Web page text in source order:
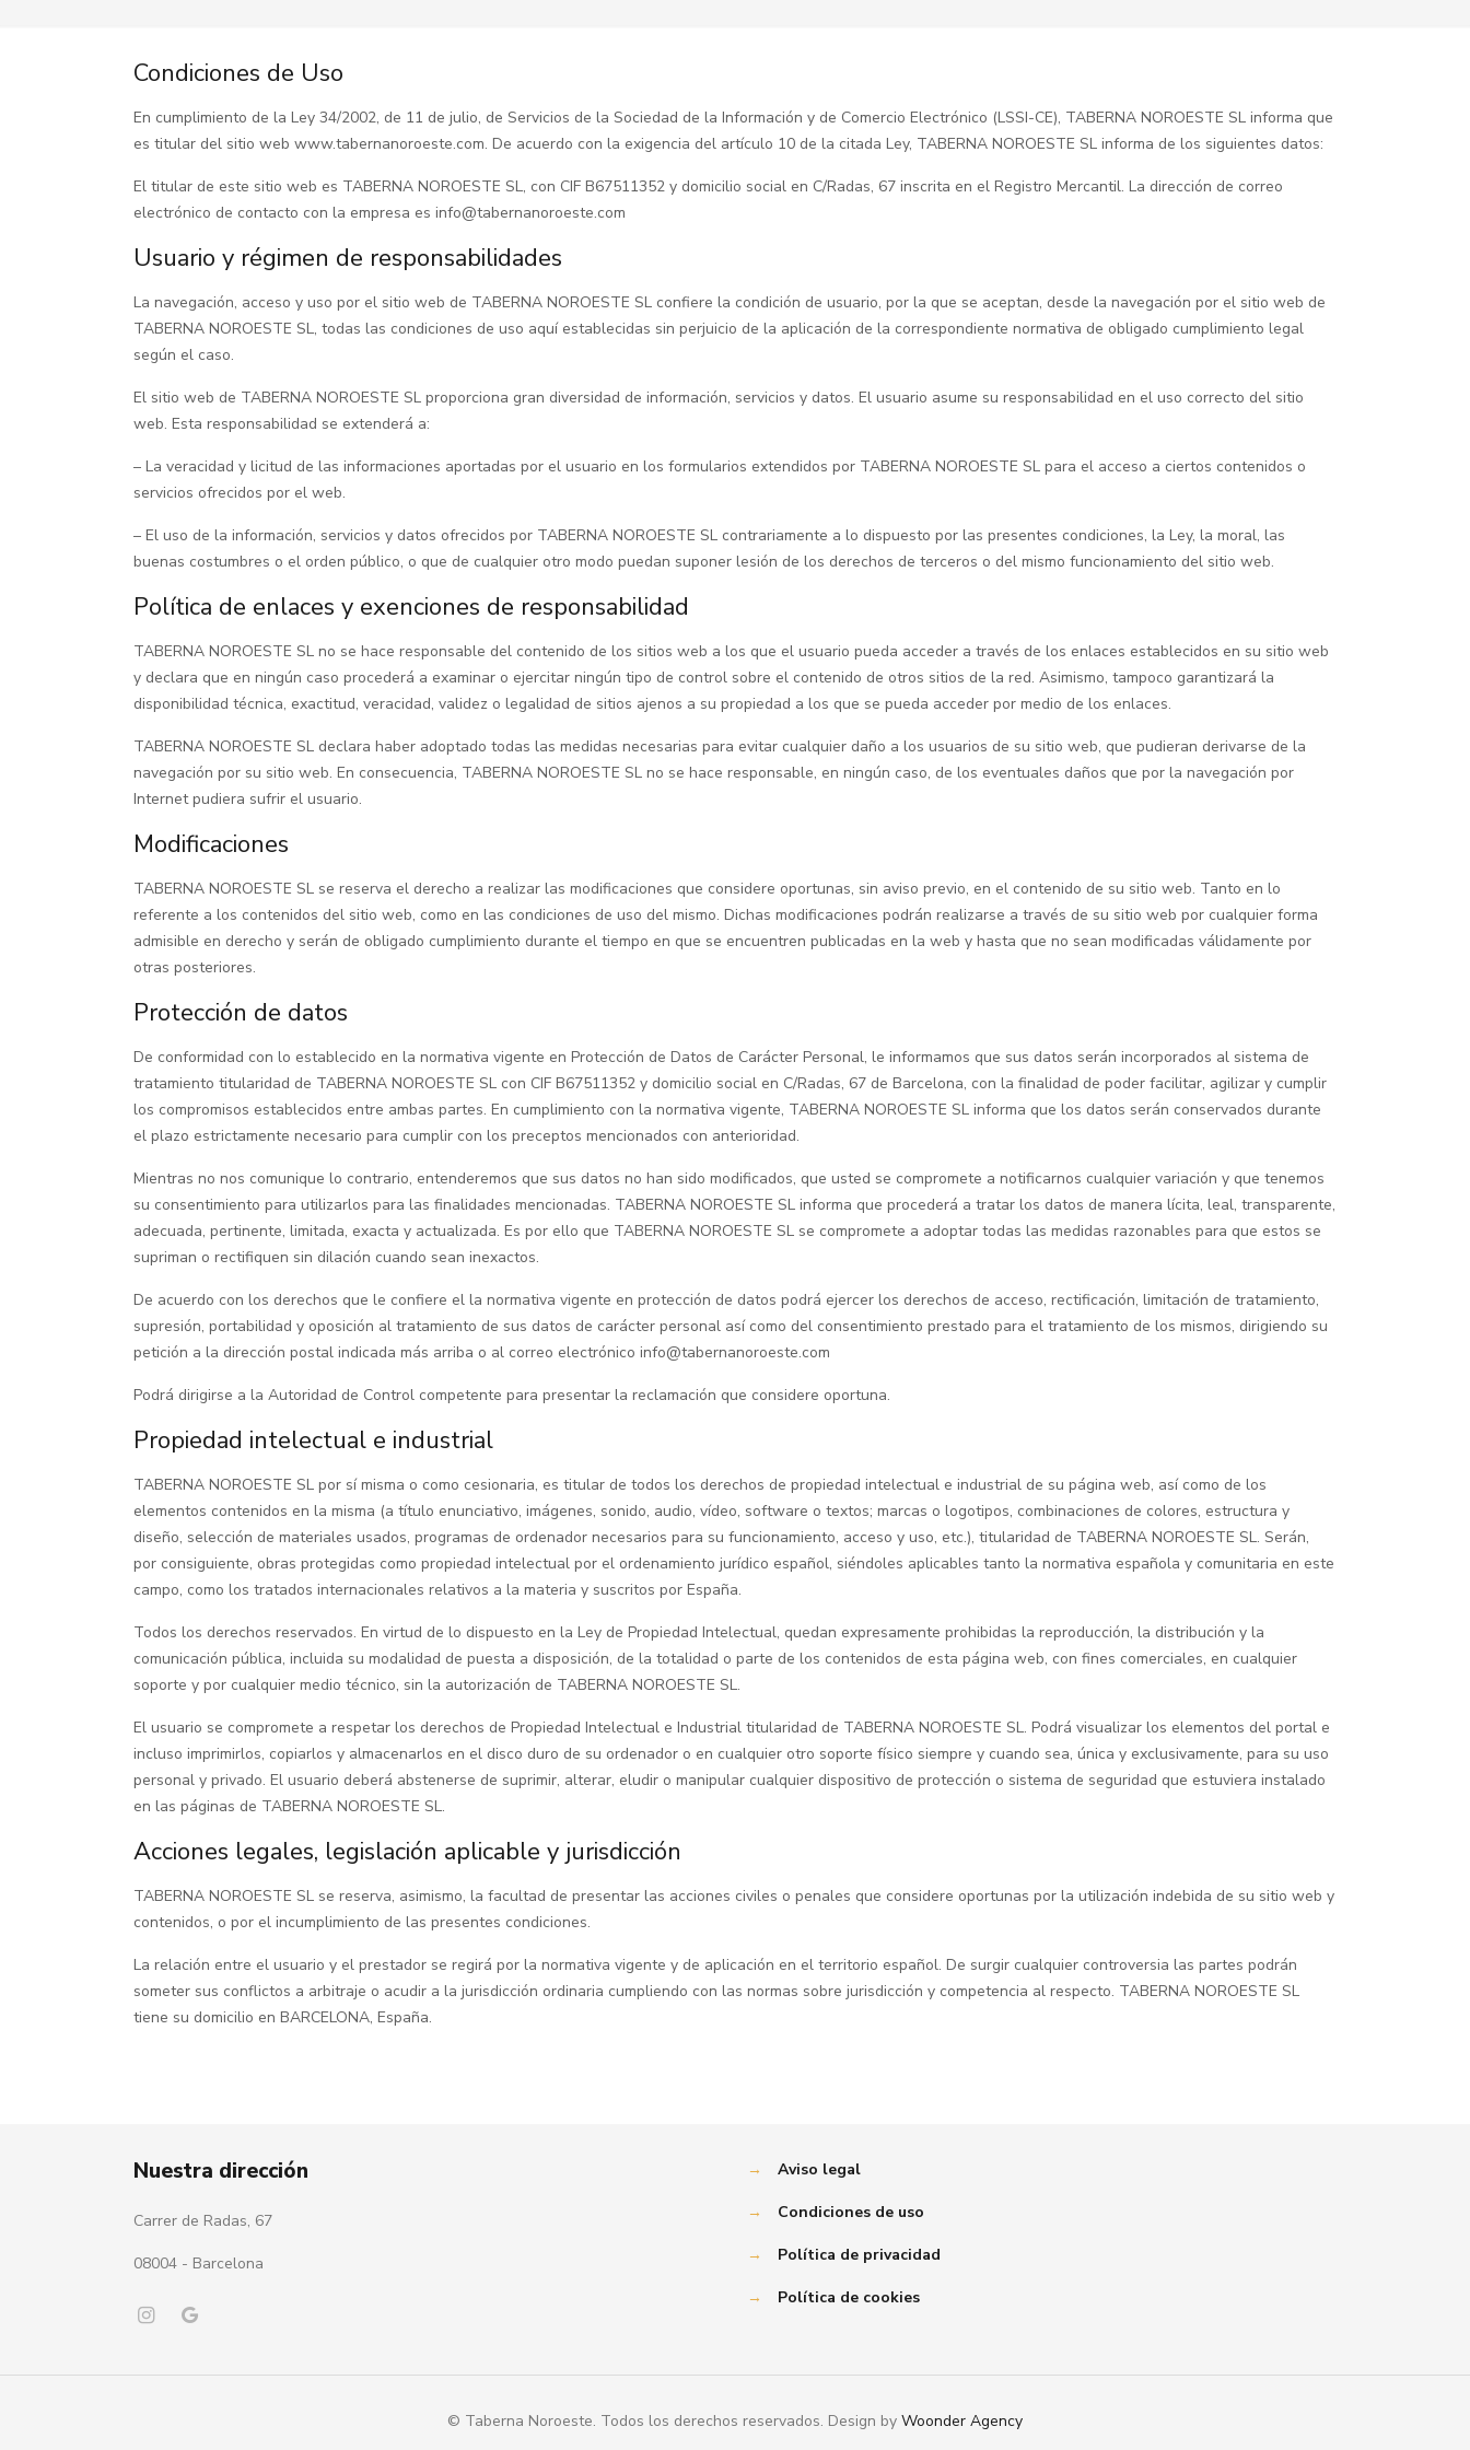
Condiciones de Uso
En cumplimiento de la Ley 34/2002, de 11 de julio, de Servicios de la Sociedad de la Información y de Comercio Electrónico (LSSI-CE), TABERNA NOROESTE SL informa que
es titular del sitio web www.tabernanoroeste.com. De acuerdo con la exigencia del artículo 10 de la citada Ley, TABERNA NOROESTE SL informa de los siguientes datos:
El titular de este sitio web es TABERNA NOROESTE SL, con CIF B67511352 y domicilio social en C/Radas, 67 inscrita en el Registro Mercantil. La dirección de correo
electrónico de contacto con la empresa es info@tabernanoroeste.com
Usuario y régimen de responsabilidades
La navegación, acceso y uso por el sitio web de TABERNA NOROESTE SL confiere la condición de usuario, por la que se aceptan, desde la navegación por el sitio web de
TABERNA NOROESTE SL, todas las condiciones de uso aquí establecidas sin perjuicio de la aplicación de la correspondiente normativa de obligado cumplimiento legal
según el caso.
El sitio web de TABERNA NOROESTE SL proporciona gran diversidad de información, servicios y datos. El usuario asume su responsabilidad en el uso correcto del sitio
web. Esta responsabilidad se extenderá a:
– La veracidad y licitud de las informaciones aportadas por el usuario en los formularios extendidos por TABERNA NOROESTE SL para el acceso a ciertos contenidos o
servicios ofrecidos por el web.
– El uso de la información, servicios y datos ofrecidos por TABERNA NOROESTE SL contrariamente a lo dispuesto por las presentes condiciones, la Ley, la moral, las
buenas costumbres o el orden público, o que de cualquier otro modo puedan suponer lesión de los derechos de terceros o del mismo funcionamiento del sitio web.
Política de enlaces y exenciones de responsabilidad
TABERNA NOROESTE SL no se hace responsable del contenido de los sitios web a los que el usuario pueda acceder a través de los enlaces establecidos en su sitio web
y declara que en ningún caso procederá a examinar o ejercitar ningún tipo de control sobre el contenido de otros sitios de la red. Asimismo, tampoco garantizará la
disponibilidad técnica, exactitud, veracidad, validez o legalidad de sitios ajenos a su propiedad a los que se pueda acceder por medio de los enlaces.
TABERNA NOROESTE SL declara haber adoptado todas las medidas necesarias para evitar cualquier daño a los usuarios de su sitio web, que pudieran derivarse de la
navegación por su sitio web. En consecuencia, TABERNA NOROESTE SL no se hace responsable, en ningún caso, de los eventuales daños que por la navegación por
Internet pudiera sufrir el usuario.
Modificaciones
TABERNA NOROESTE SL se reserva el derecho a realizar las modificaciones que considere oportunas, sin aviso previo, en el contenido de su sitio web. Tanto en lo
referente a los contenidos del sitio web, como en las condiciones de uso del mismo. Dichas modificaciones podrán realizarse a través de su sitio web por cualquier forma
admisible en derecho y serán de obligado cumplimiento durante el tiempo en que se encuentren publicadas en la web y hasta que no sean modificadas válidamente por
otras posteriores.
Protección de datos
De conformidad con lo establecido en la normativa vigente en Protección de Datos de Carácter Personal, le informamos que sus datos serán incorporados al sistema de
tratamiento titularidad de TABERNA NOROESTE SL con CIF B67511352 y domicilio social en C/Radas, 67 de Barcelona, con la finalidad de poder facilitar, agilizar y cumplir
los compromisos establecidos entre ambas partes. En cumplimiento con la normativa vigente, TABERNA NOROESTE SL informa que los datos serán conservados durante
el plazo estrictamente necesario para cumplir con los preceptos mencionados con anterioridad.
Mientras no nos comunique lo contrario, entenderemos que sus datos no han sido modificados, que usted se compromete a notificarnos cualquier variación y que tenemos
su consentimiento para utilizarlos para las finalidades mencionadas. TABERNA NOROESTE SL informa que procederá a tratar los datos de manera lícita, leal, transparente,
adecuada, pertinente, limitada, exacta y actualizada. Es por ello que TABERNA NOROESTE SL se compromete a adoptar todas las medidas razonables para que estos se
supriman o rectifiquen sin dilación cuando sean inexactos.
De acuerdo con los derechos que le confiere el la normativa vigente en protección de datos podrá ejercer los derechos de acceso, rectificación, limitación de tratamiento,
supresión, portabilidad y oposición al tratamiento de sus datos de carácter personal así como del consentimiento prestado para el tratamiento de los mismos, dirigiendo su
petición a la dirección postal indicada más arriba o al correo electrónico info@tabernanoroeste.com
Podrá dirigirse a la Autoridad de Control competente para presentar la reclamación que considere oportuna.
Propiedad intelectual e industrial
TABERNA NOROESTE SL por sí misma o como cesionaria, es titular de todos los derechos de propiedad intelectual e industrial de su página web, así como de los
elementos contenidos en la misma (a título enunciativo, imágenes, sonido, audio, vídeo, software o textos; marcas o logotipos, combinaciones de colores, estructura y
diseño, selección de materiales usados, programas de ordenador necesarios para su funcionamiento, acceso y uso, etc.), titularidad de TABERNA NOROESTE SL. Serán,
por consiguiente, obras protegidas como propiedad intelectual por el ordenamiento jurídico español, siéndoles aplicables tanto la normativa española y comunitaria en este
campo, como los tratados internacionales relativos a la materia y suscritos por España.
Todos los derechos reservados. En virtud de lo dispuesto en la Ley de Propiedad Intelectual, quedan expresamente prohibidas la reproducción, la distribución y la
comunicación pública, incluida su modalidad de puesta a disposición, de la totalidad o parte de los contenidos de esta página web, con fines comerciales, en cualquier
soporte y por cualquier medio técnico, sin la autorización de TABERNA NOROESTE SL.
El usuario se compromete a respetar los derechos de Propiedad Intelectual e Industrial titularidad de TABERNA NOROESTE SL. Podrá visualizar los elementos del portal e
incluso imprimirlos, copiarlos y almacenarlos en el disco duro de su ordenador o en cualquier otro soporte físico siempre y cuando sea, única y exclusivamente, para su uso
personal y privado. El usuario deberá abstenerse de suprimir, alterar, eludir o manipular cualquier dispositivo de protección o sistema de seguridad que estuviera instalado
en las páginas de TABERNA NOROESTE SL.
Acciones legales, legislación aplicable y jurisdicción
TABERNA NOROESTE SL se reserva, asimismo, la facultad de presentar las acciones civiles o penales que considere oportunas por la utilización indebida de su sitio web y
contenidos, o por el incumplimiento de las presentes condiciones.
La relación entre el usuario y el prestador se regirá por la normativa vigente y de aplicación en el territorio español. De surgir cualquier controversia las partes podrán
someter sus conflictos a arbitraje o acudir a la jurisdicción ordinaria cumpliendo con las normas sobre jurisdicción y competencia al respecto. TABERNA NOROESTE SL
tiene su domicilio en BARCELONA, España.
Nuestra dirección
Carrer de Radas, 67
08004 - Barcelona
→ Aviso legal
→ Condiciones de uso
→ Política de privacidad
→ Política de cookies
© Taberna Noroeste. Todos los derechos reservados. Design by Woonder Agency